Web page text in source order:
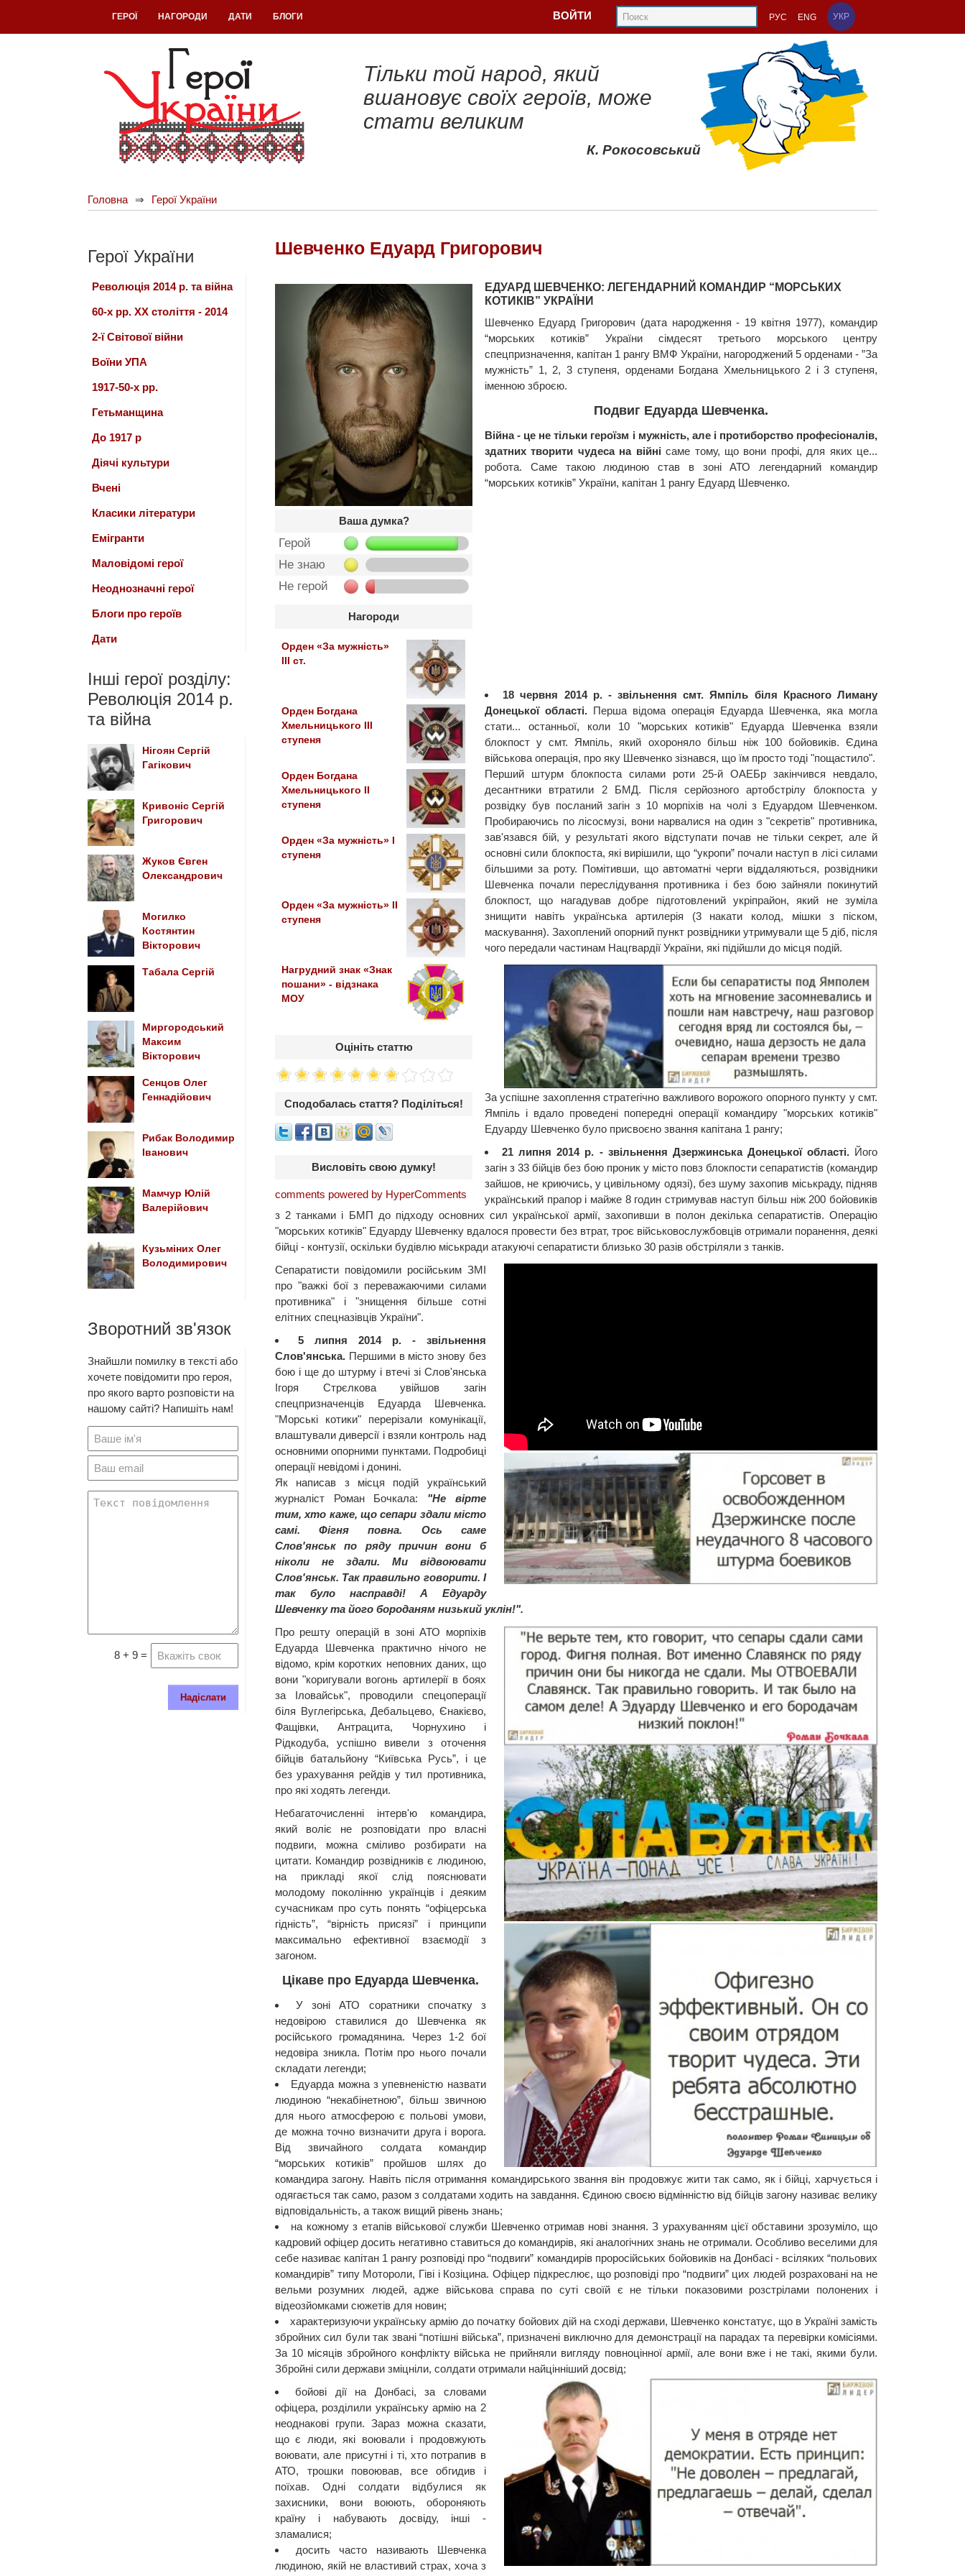
ГЕРОЇ НАГОРОДИ ДАТИ БЛОГИ ВОЙТИ РУС ENG УКР
Тільки той народ, який
вшановує своїх героїв, може
стати великим
К. Рокосовський
Головна Герої України
Шевченко Едуард Григорович
Ваша думка?
Герой
Не знаю
Не герой
Нагороди
Орден «За мужність»
III ст.
Орден Богдана
Хмельницького III
ступеня
Орден Богдана
Хмельницького ІІ
ступеня
Орден «За мужність» I
ступеня
Орден «За мужність» II
ступеня
Нагрудний знак «Знак
пошани» - відзнака
МОУ
Оцініть статтю
Сподобалась стаття? Поділіться!
Висловіть свою думку!
comments powered by HyperComments
ЕДУАРД ШЕВЧЕНКО: ЛЕГЕНДАРНИЙ КОМАНДИР “МОРСЬКИХ
КОТИКІВ” УКРАЇНИ
Шевченко Едуард Григорович (дата народження - 19 квітня 1977), командир
“морських котиків” України сімдесят третього морського центру
спецпризначення, капітан 1 рангу ВМФ України, нагороджений 5 орденами - ”За
мужність” 1, 2, 3 ступеня, орденами Богдана Хмельницького 2 і 3 ступеня,
іменною зброєю.
Подвиг Едуарда Шевченка.
Війна - це не тільки героїзм і мужність, але і протиборство професіоналів,
здатних творити чудеса на війні саме тому, що вони профі, для яких це...
робота. Саме такою людиною став в зоні АТО легендарний командир
“морських котиків” України, капітан 1 рангу Едуард Шевченко.
18 червня 2014 р. - звільнення смт. Ямпіль біля Красного Лиману
Донецької області. Перша відома операція Едуарда Шевченка, яка могла
стати... останньої, коли 10 "морських котиків" Едуарда Шевченка взяли
блокпост у смт. Ямпіль, який охороняло більш ніж 100 бойовиків. Єдина
військова операція, про яку Шевченко зізнався, що їм просто тоді "пощастило".
Перший штурм блокпоста силами роти 25-й ОАЕБр закінчився невдало,
десантники втратили 2 БМД. Після серйозного артобстрілу блокпоста у
розвідку був посланий загін з 10 морпіхів на чолі з Едуардом Шевченком.
Пробираючись по лісосмузі, вони нарвалися на один з "секретів" противника,
зав'язався бій, у результаті якого відступати почав не тільки секрет, але й
основні сили блокпоста, які вирішили, що “укропи” почали наступ в лісі силами
більшими за роту. Помітивши, що автоматні черги віддаляються, розвідники
Шевченка почали переслідування противника і без бою зайняли покинутий
блокпост, що нагадував добре підготовлений укріпрайон, який не зуміла
знищити навіть українська артилерія (3 накати колод, мішки з піском,
маскування). Захоплений опорний пункт розвідники утримували ще 5 діб, після
чого передали частинам Нацгвардії України, які підійшли до місця подій.
За успішне захоплення стратегічно важливого ворожого опорного пункту у смт.
Ямпіль і вдало проведені попередні операції командиру "морських котиків"
Едуарду Шевченко було присвоєно звання капітана 1 рангу;
21 липня 2014 р. - звільнення Дзержинська Донецької області.Його
загін з 33 бійців без бою проник у місто повз блокпости сепаратистів (командир
зайшов, не криючись, у цивільному одязі), без шуму захопив міськраду, підняв
український прапор і майже 8 годин стримував наступ більш ніж 200 бойовиків
з 2 танками і БМП до підходу основних сил української армії, захопивши в полон декілька сепаратистів. Операцію
"морських котиків" Едуарду Шевченку вдалося провести без втрат, троє військовослужбовців отримали поранення, деякі
бійці - контузії, оскільки будівлю міськради атакуючі сепаратисти близько 30 разів обстріляли з танків.
Сепаратисти повідомили російським ЗМІ
про "важкі бої з переважаючими силами
противника" і "знищення більше сотні
елітних спецназівців України".
5 липня 2014 р. - звільнення
Слов'янська. Першими в місто знову без
бою і ще до штурму і втечі зі Слов'янська
Ігоря Стрєлкова увійшов загін
спецпризначенців Едуарда Шевченка.
"Морські котики" перерізали комунікації,
влаштували диверсії і взяли контроль над
основними опорними пунктами. Подробиці
операції невідомі і донині.
Як написав з місця подій український
журналіст Роман Бочкала: "Не вірте
тим, хто каже, що сепари здали місто
самі. Фігня повна. Ось саме
Слов'янськ по ряду причин вони б
ніколи не здали. Ми відвоювати
Слов'янськ. Так правильно говорити. І
так було насправді! А Едуарду
Шевченку та його бороданям низький уклін!".
Про решту операцій в зоні АТО морпіхів
Едуарда Шевченка практично нічого не
відомо, крім коротких неповних даних, що
вони "коригували вогонь артилерії в боях
за Іловайськ", проводили спецоперації
біля Вуглегірська, Дебальцево, Єнакієво,
Фащівки, Антрацита, Чорнухино і
Рідкодуба, успішно вивели з оточення
бійців батальйону “Київська Русь”, і це
без урахування рейдів у тил противника,
про які ходять легенди.
Небагаточисленні інтерв'ю командира,
який воліє не розповідати про власні
подвиги, можна сміливо розбирати на
цитати. Командир розвідників є людиною,
на прикладі якої слід пояснювати
молодому поколінню українців і деяким
сучасникам про суть понять “офіцерська
гідність”, “вірність присязі” і принципи
максимально ефективної взаємодії з
загоном.
Цікаве про Едуарда Шевченка.
У зоні АТО соратники спочатку з
недовірою ставилися до Шевченка як
російського громадянина. Через 1-2 бої
недовіра зникла. Потім про нього почали
складати легенди;
Едуарда можна з упевненістю назвати
людиною “некабінетною”, більш звичною
для нього атмосферою є польові умови,
де можна точно визначити друга і ворога.
Від звичайного солдата командир
“морських котиків” пройшов шлях до
командира загону. Навіть після отримання командирського звання він продовжує жити так само, як і бійці, харчується і
одягається так само, разом з солдатами ходить на завдання. Єдиною своєю відмінністю від бійців загону називає велику
відповідальність, а також вищий рівень знань;
на кожному з етапів військової служби Шевченко отримав нові знання. З урахуванням цієї обставини зрозуміло, що
кадровий офіцер досить негативно ставиться до командирів, які аналогічних знань не отримали. Особливо веселими для
себе називає капітан 1 рангу розповіді про “подвиги” командирів проросійських бойовиків на Донбасі - всіляких “польових
командирів” типу Мотороли, Гіві і Козіцина. Офіцер підкреслює, що розповіді про “подвиги” цих людей розраховані на не
вельми розумних людей, адже військова справа по суті своїй є не тільки показовими розстрілами полонених і
відеозйомками сюжетів для новин;
характеризуючи українську армію до початку бойових дій на сході держави, Шевченко констатує, що в Україні замість
збройних сил були так звані “потішні війська”, призначені виключно для демонстрації на парадах та перевірки комісіями.
За 10 місяців збройного конфлікту війська не прийняли вигляду повноцінної армії, але вони вже і не такі, якими були.
Збройні сили держави зміцніли, солдати отримали найцінніший досвід;
бойові дії на Донбасі, за словами
офіцера, розділили українську армію на 2
неоднакові групи. Зараз можна сказати,
що є люди, які воювали і продовжують
воювати, але присутні і ті, хто потрапив в
АТО, трошки повоював, все обгидив і
поїхав. Одні солдати відбулися як
захисники, вони воюють, обороняють
країну і набувають досвіду, інші -
зламалися;
досить часто називають Шевченка
людиною, якій не властивий страх, хоча з
Герої України
Революція 2014 р. та війна
60-х рр. ХХ століття - 2014
2-ї Світової війни
Воїни УПА
1917-50-х рр.
Гетьманщина
До 1917 р
Діячі культури
Вчені
Класики літератури
Емігранти
Маловідомі герої
Неоднозначні герої
Блоги про героїв
Дати
Інші герої розділу:
Революція 2014 р.
та війна
Нігоян Сергій
Гагікович
Кривоніс Сергій
Григорович
Жуков Євген
Олександрович
Могилко
Костянтин
Вікторович
Табала Сергій
Миргородський
Максим
Вікторович
Сенцов Олег
Геннадійович
Рибак Володимир
Іванович
Мамчур Юлій
Валерійович
Кузьміних Олег
Володимирович
Зворотний зв'язок
Знайшли помилку в тексті або
хочете повідомити про героя,
про якого варто розповісти на
нашому сайті? Напишіть нам!
8 + 9 =
Надіслати